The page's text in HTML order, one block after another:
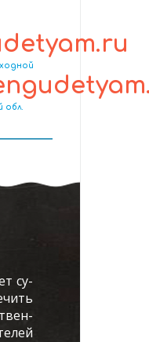
обл.
су­